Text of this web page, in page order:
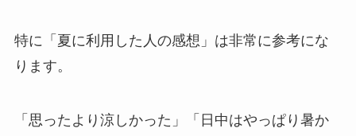
特に「夏に利用した人の感想」は非常に参考にな
ります。
「思ったより涼しかった」「日中はやっぱり暑か